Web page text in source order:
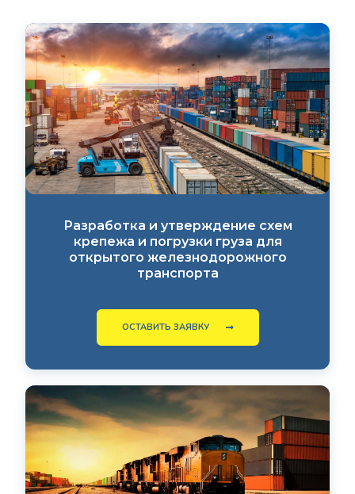
Разработка и утверждение схем
крепежа и погрузки груза для
открытого железнодорожного
транспорта
ОСТАВИТЬ ЗАЯВКУ